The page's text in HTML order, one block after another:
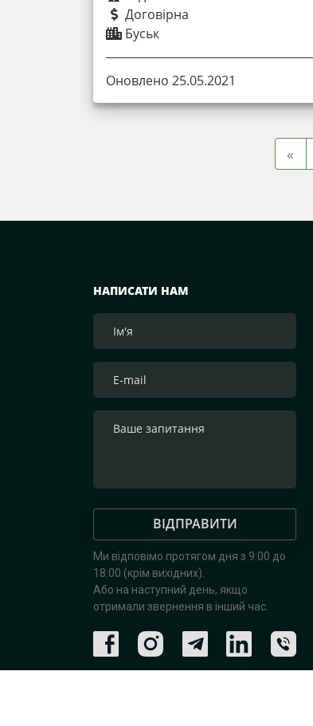
Договірна
Буськ
Оновлено 25.05.2021
«
НАПИСАТИ НАМ
ВІДПРАВИТИ
Ми відповімо протягом дня з 9:00 до
18:00 (крім вихідних).
Або на наступний день, якщо
отримали звернення в інший час.